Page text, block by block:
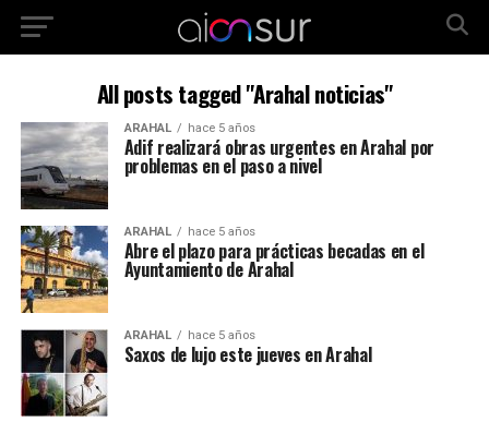
All posts tagged "Arahal noticias"
ARAHAL hace 5 años
Adif realizará obras urgentes en Arahal por
problemas en el paso a nivel
ARAHAL hace 5 años
Abre el plazo para prácticas becadas en el
Ayuntamiento de Arahal
ARAHAL hace 5 años
Saxos de lujo este jueves en Arahal